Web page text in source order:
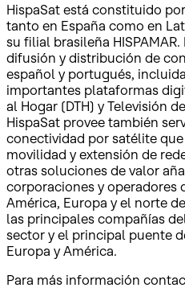
HispaSat está constituido
tanto en España como en
su filial brasileña
difusión y distribución de
español y portugués,
importantes plataformas
al Hogar (DTH) y Televisión
HispaSat provee también
conectividad por satélite
movilidad y extensión de
otras soluciones de valor
corporaciones y operadores
América, Europa y el norte
las principales compañías
sector y el principal puente
Europa y América.
Para más información